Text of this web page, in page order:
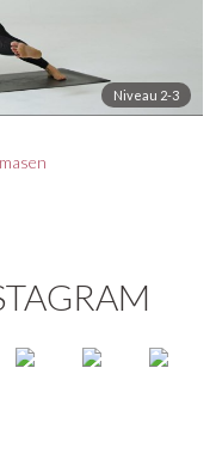
Niveau 2-3